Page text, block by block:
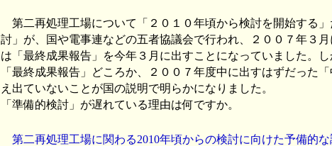
第二再処理工場について「２０１０年頃から検討を開始する
討」が、国や電事連などの五者協議会で行われ、２００７年３
は「最終成果報告」を今年３月に出すことになっていました。し
「最終成果報告」どころか、２００７年度中に出すはずだった
え出ていないことが国の説明で明らかになりました。
「準備的検討」が遅れている理由は何ですか。
第二再処理工場に関わる2010年頃からの検討に向けた予備的な